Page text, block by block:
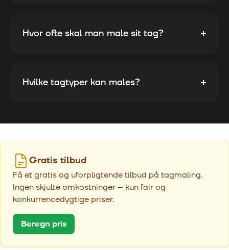
Hvor ofte skal man male sit tag? +
Hvilke tagtyper kan males? +
Gratis tilbud
Få et gratis og uforpligtende tilbud på tagmaling.
Ingen skjulte omkostninger – kun fair og
konkurrencedygtige priser.
Beregn pris